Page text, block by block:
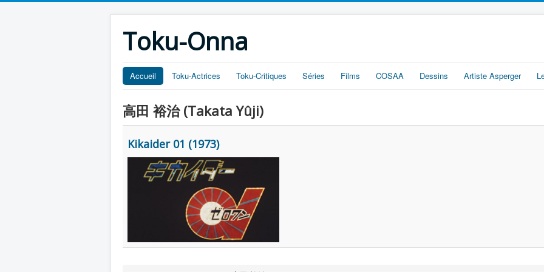
Toku-Onna
Accueil Toku-Actrices Toku-Critiques Séries Films COSAA Dessins Artiste Asperger
高田 裕治 (Takata Yûji)
Kikaider 01 (1973)